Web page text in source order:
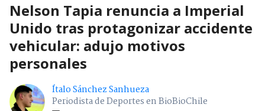
Nelson Tapia renuncia a Imperial
Unido tras protagonizar accidente
vehicular: adujo motivos
personales
Ítalo Sánchez Sanhueza
Periodista de Deportes en BioBioChile